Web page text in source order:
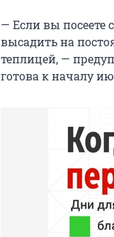
— Если вы посеете
высадить на
теплицей, —
готова к началу